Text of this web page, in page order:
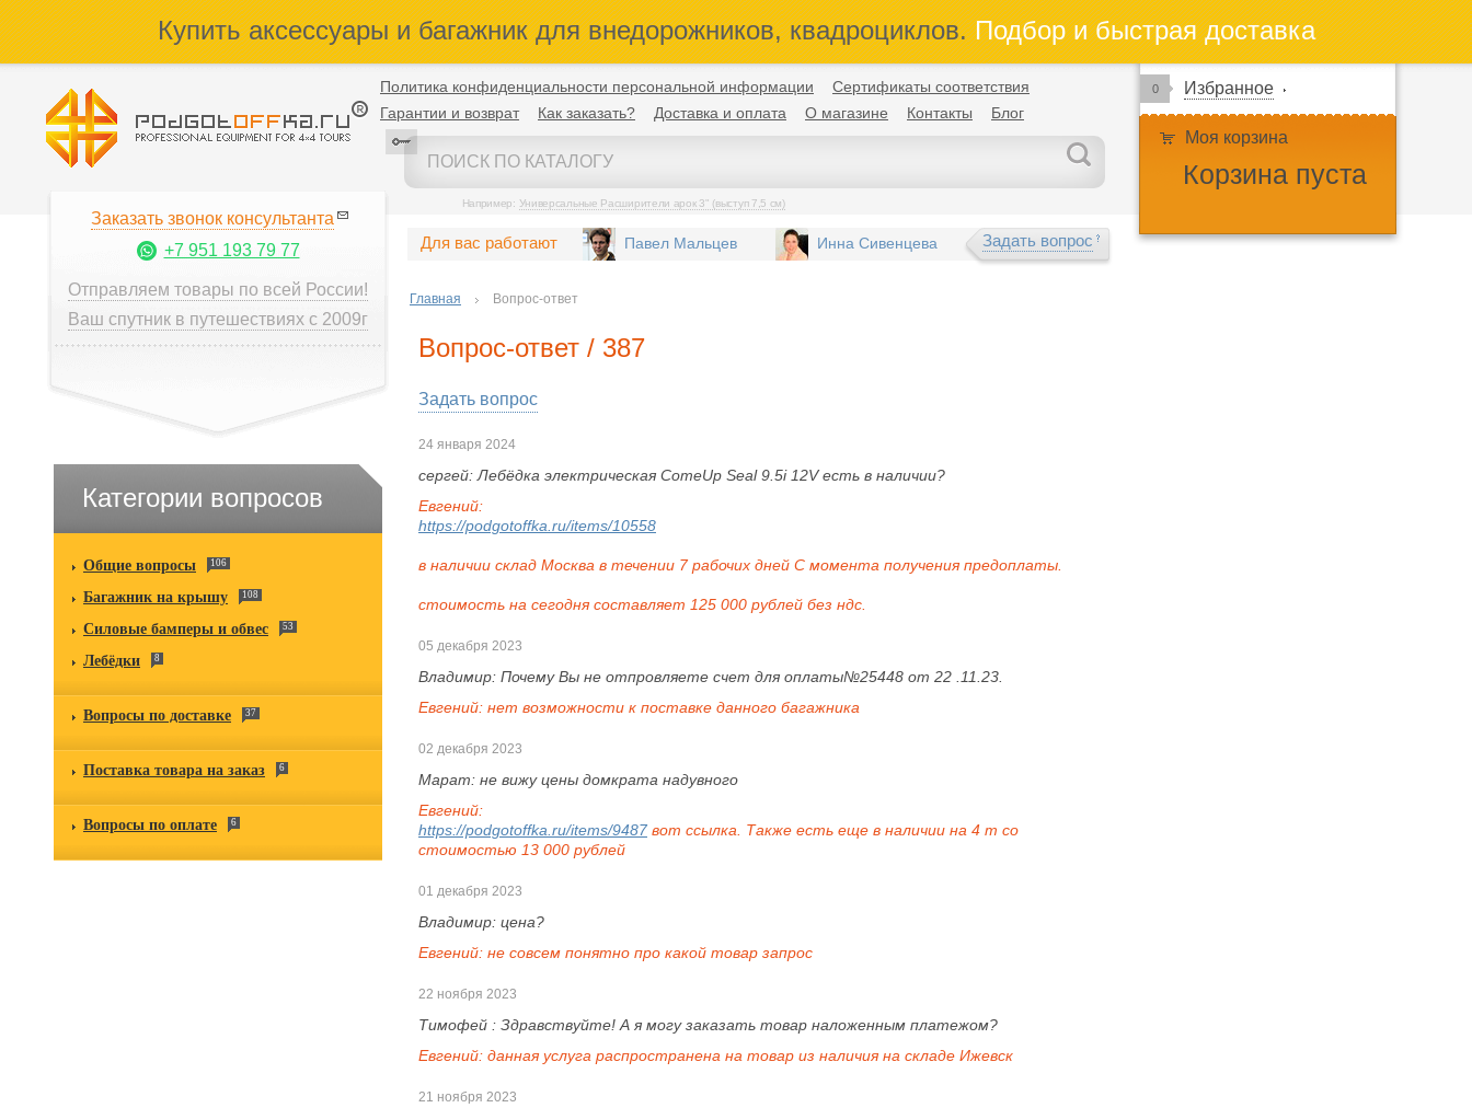
Купить аксессуары и багажник для внедорожников, квадроциклов.Подбор и быстрая доставка
Политика конфиденциальности персональной информации
Сертификаты соответствия
Гарантии и возврат
Как заказать? Доставка и оплата О магазине Контакты Блог
Например: Универсальные Расширители арок 3" (выступ 7,5 см)
0 Избранное
Моя корзина
Корзина пуста
Заказать звонок консультанта
+7 951 193 79 77
Отправляем товары по всей России!
Ваш спутник в путешествиях с 2009г
Категории вопросов
Общие вопросы 106
Багажник на крышу 108
Силовые бамперы и обвес 53
Лебёдки 8
Вопросы по доставке 37
Поставка товара на заказ 6
Вопросы по оплате 6
Для вас работают Павел Мальцев Инна Сивенцева Задать вопрос
Главная Вопрос-ответ
Вопрос-ответ / 387
Задать вопрос
24 января 2024
сергей: Лебёдка электрическая ComeUp Seal 9.5i 12V есть в наличии?
Евгений:
https://podgotoffka.ru/items/10558
в наличии склад Москва в течении 7 рабочих дней С момента получения предоплаты.
стоимость на сегодня составляет 125 000 рублей без ндс.
05 декабря 2023
Владимир: Почему Вы не отпровляете счет для оплаты№25448 от 22 .11.23.
Евгений: нет возможности к поставке данного багажника
02 декабря 2023
Марат: не вижу цены домкрата надувного
Евгений:
https://podgotoffka.ru/items/9487 вот ссылка. Также есть еще в наличии на 4 т со
стоимостью 13 000 рублей
01 декабря 2023
Владимир: цена?
Евгений: не совсем понятно про какой товар запрос
22 ноября 2023
Тимофей : Здравствуйте! А я могу заказать товар наложенным платежом?
Евгений: данная услуга распространена на товар из наличия на складе Ижевск
21 ноября 2023